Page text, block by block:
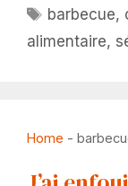
Étiquettes
barbecue,
alimentaire,
Home -